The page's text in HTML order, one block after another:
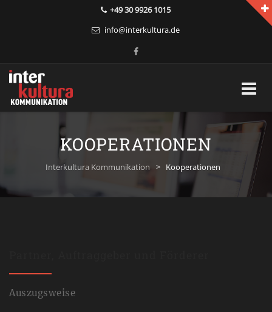
+49 30 9926 1015
info@interkultura.de
KOOPERATIONEN
Interkultura Kommunikation > Kooperationen
Auszugsweise